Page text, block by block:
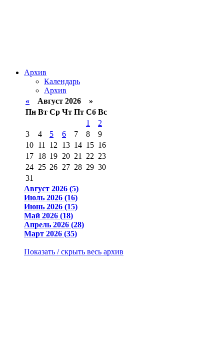
Архив
Календарь
Архив
« Август 2026 »
Пн Вт Ср Чт Пт Сб Вс
1
2
3
4 5 6 7 8
9
10 11 12 13 14 15 16
17 18 19 20 21 22 23
24 25 26 27 28 29 30
31
Август 2026 (5)
Июль 2026 (16)
Июнь 2026 (15)
Май 2026 (18)
Апрель 2026 (28)
Март 2026 (35)
Показать / скрыть весь архив